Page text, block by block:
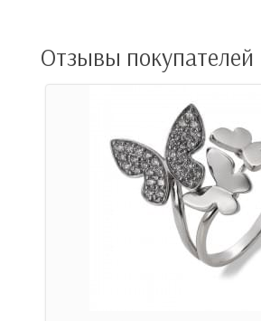
Отзывы покупателей